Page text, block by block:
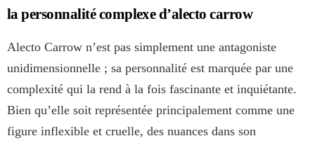
la personnalité complexe d’alecto carrow
Alecto Carrow n’est pas simplement une antagoniste
unidimensionnelle ; sa personnalité est marquée par une
complexité qui la rend à la fois fascinante et inquiétante.
Bien qu’elle soit représentée principalement comme une
figure inflexible et cruelle, des nuances dans son